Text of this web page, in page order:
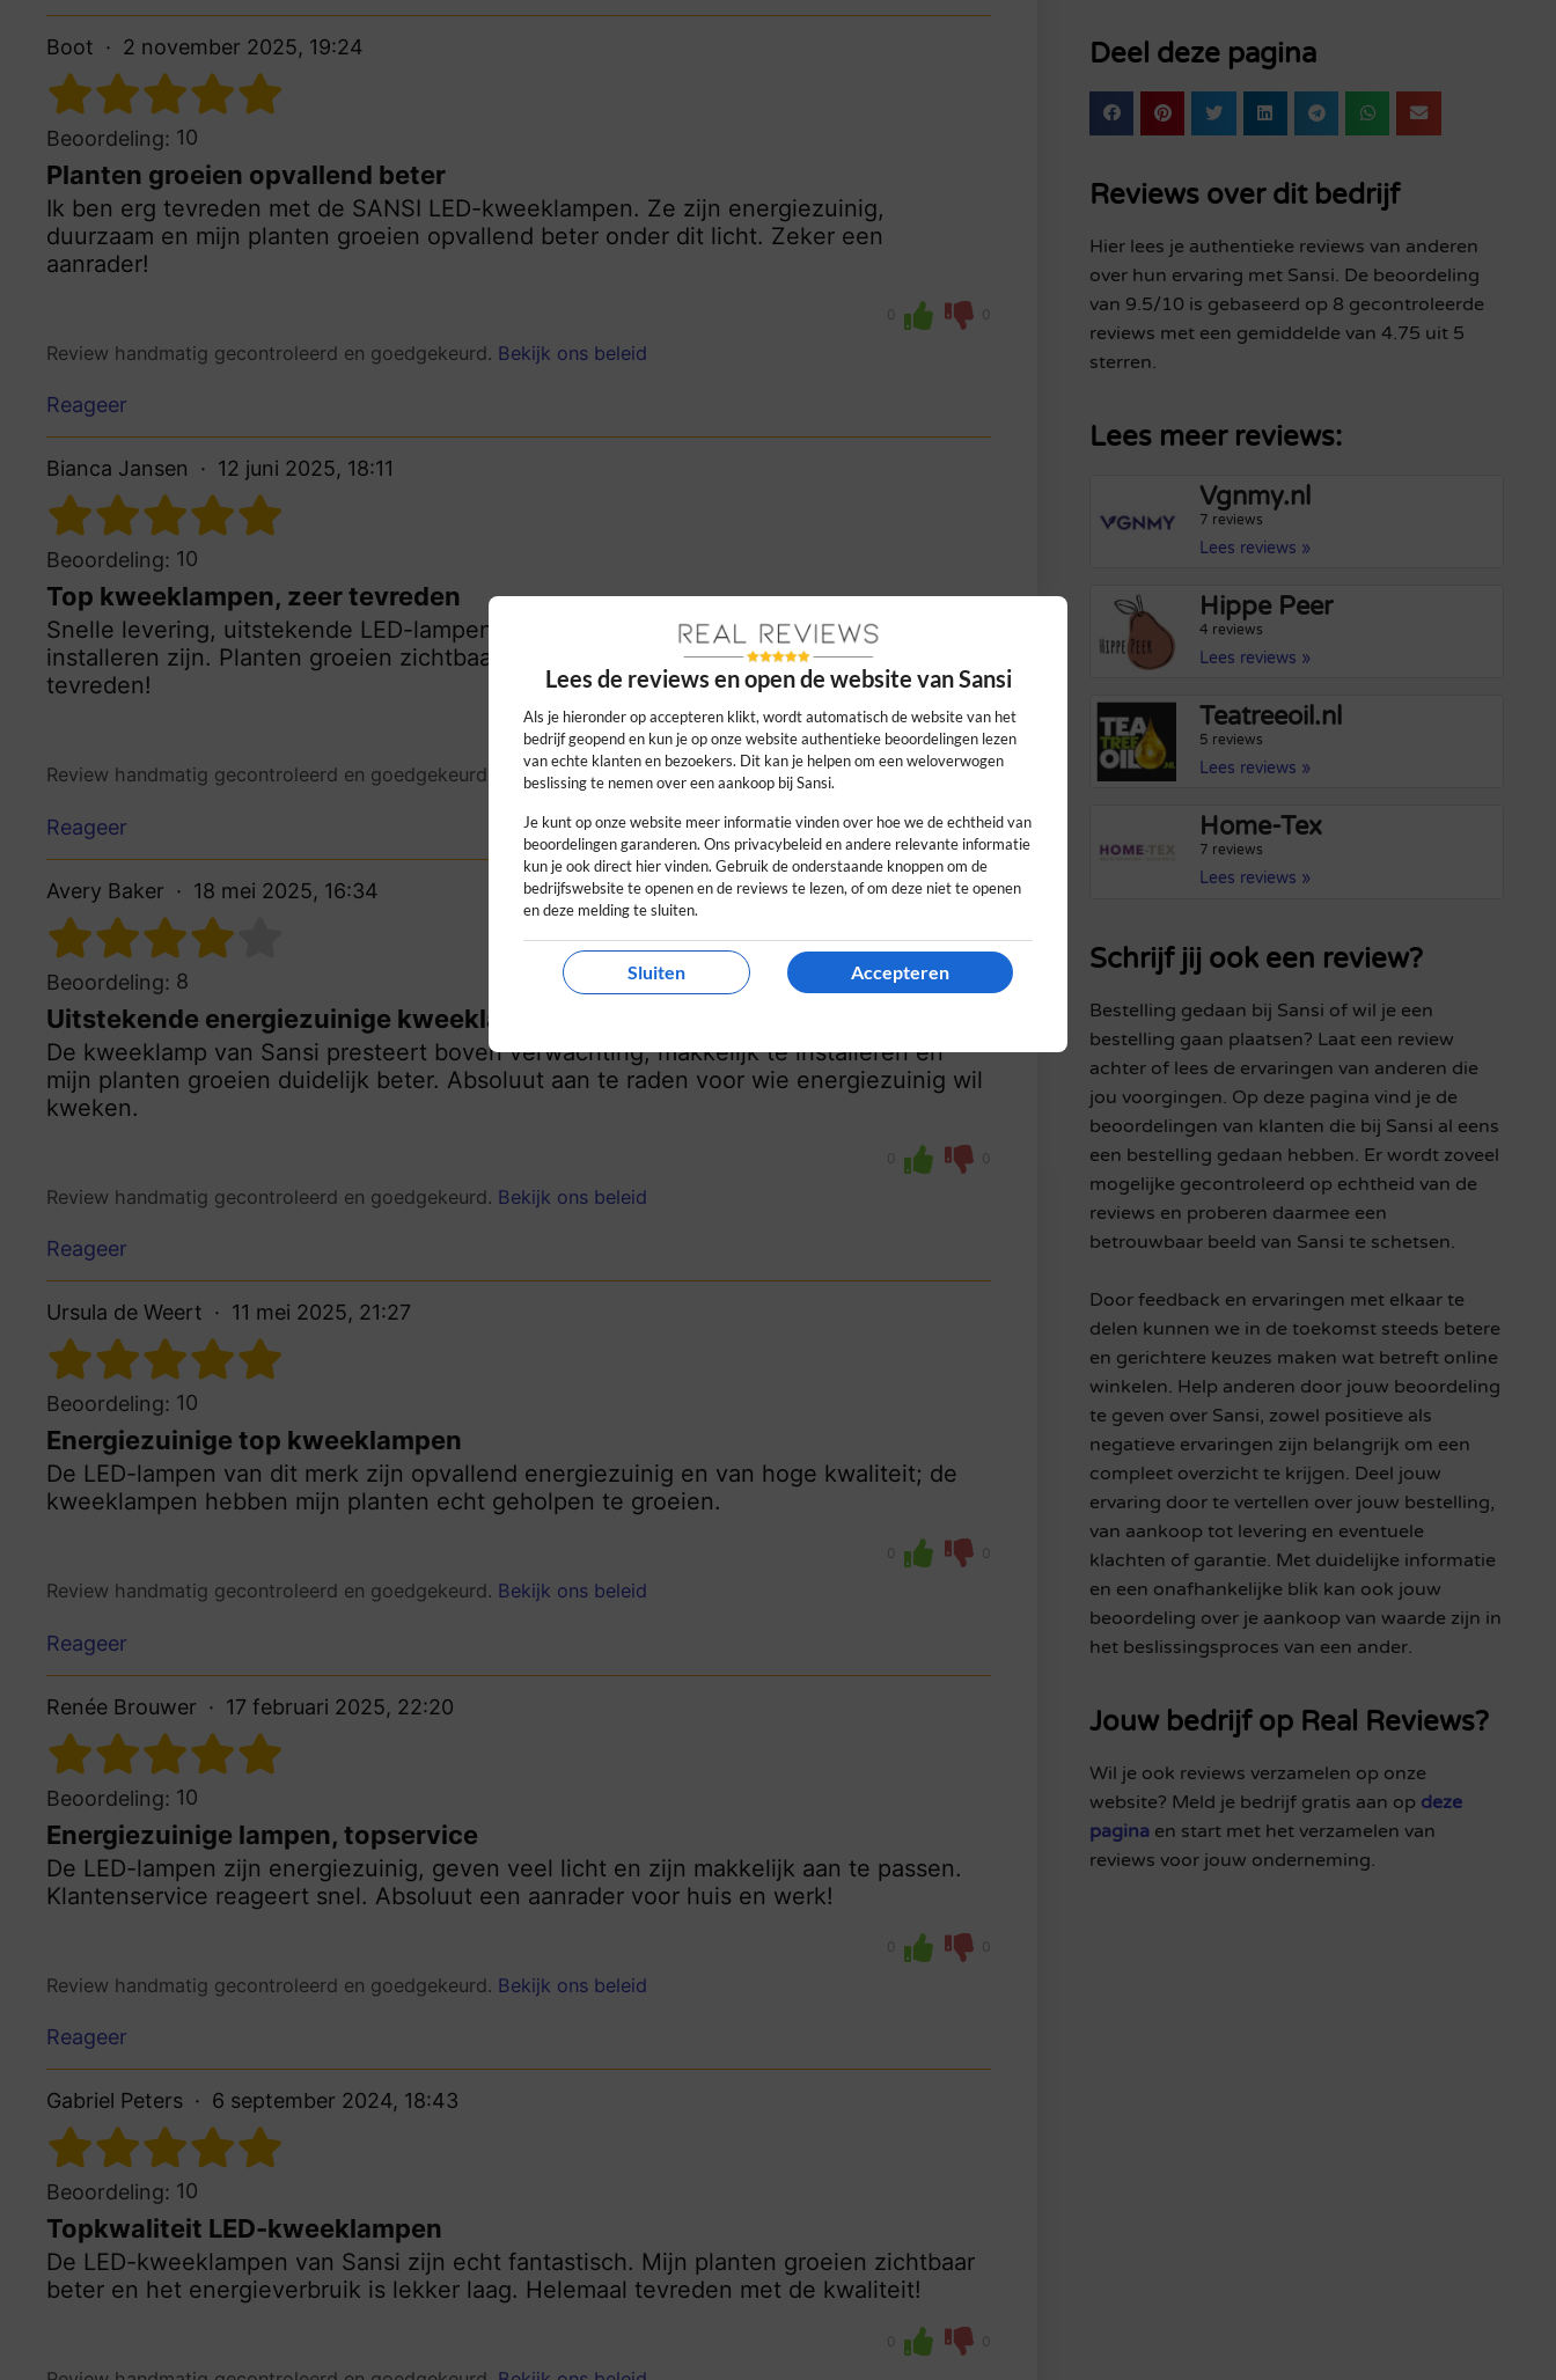
Boot 2 november 2025, 19:24
Beoordeling: 10
Planten groeien opvallend beter
Ik ben erg tevreden met de SANSI LED-kweeklampen. Ze zijn energiezuinig,
duurzaam en mijn planten groeien opvallend beter onder dit licht. Zeker een
aanrader!
0 0
Review handmatig gecontroleerd en goedgekeurd. Bekijk ons beleid
Reageer
Bianca Jansen 12 juni 2025, 18:11
Beoordeling: 10
Top kweeklampen, zeer tevreden
Snelle levering, uitstekende LED-lampen die echt energie besparen en makkelijk te
installeren zijn. Planten groeien zichtbaar beter onder de SANSI kweeklampen, zeer
tevreden!
0 0
Review handmatig gecontroleerd en goedgekeurd. Bekijk ons beleid
Reageer
Avery Baker 18 mei 2025, 16:34
Beoordeling: 8
Uitstekende energiezuinige kweeklamp
De kweeklamp van Sansi presteert boven verwachting, makkelijk te installeren en
mijn planten groeien duidelijk beter. Absoluut aan te raden voor wie energiezuinig wil
kweken.
0 0
Review handmatig gecontroleerd en goedgekeurd. Bekijk ons beleid
Reageer
Ursula de Weert 11 mei 2025, 21:27
Beoordeling: 10
Energiezuinige top kweeklampen
De LED-lampen van dit merk zijn opvallend energiezuinig en van hoge kwaliteit; de
kweeklampen hebben mijn planten echt geholpen te groeien.
0 0
Review handmatig gecontroleerd en goedgekeurd. Bekijk ons beleid
Reageer
Renée Brouwer 17 februari 2025, 22:20
Beoordeling: 10
Energiezuinige lampen, topservice
De LED-lampen zijn energiezuinig, geven veel licht en zijn makkelijk aan te passen.
Klantenservice reageert snel. Absoluut een aanrader voor huis en werk!
0 0
Review handmatig gecontroleerd en goedgekeurd. Bekijk ons beleid
Reageer
Gabriel Peters 6 september 2024, 18:43
Beoordeling: 10
Topkwaliteit LED-kweeklampen
De LED-kweeklampen van Sansi zijn echt fantastisch. Mijn planten groeien zichtbaar
beter en het energieverbruik is lekker laag. Helemaal tevreden met de kwaliteit!
0 0
Deel deze pagina
Reviews over dit bedrijf
Hier lees je authentieke reviews van anderen
over hun ervaring met Sansi. De beoordeling
van 9.5/10 is gebaseerd op 8 gecontroleerde
reviews met een gemiddelde van 4.75 uit 5
sterren.
Lees meer reviews:
Vgnmy.nl
7 reviews
Lees reviews »
Hippe Peer
4 reviews
Lees reviews »
Teatreeoil.nl
5 reviews
Lees reviews »
Home-Tex
7 reviews
Lees reviews »
Schrijf jij ook een review?
Bestelling gedaan bij Sansi of wil je een
bestelling gaan plaatsen? Laat een review
achter of lees de ervaringen van anderen die
jou voorgingen. Op deze pagina vind je de
beoordelingen van klanten die bij Sansi al eens
een bestelling gedaan hebben. Er wordt zoveel
mogelijke gecontroleerd op echtheid van de
reviews en proberen daarmee een
betrouwbaar beeld van Sansi te schetsen.
Door feedback en ervaringen met elkaar te
delen kunnen we in de toekomst steeds betere
en gerichtere keuzes maken wat betreft online
winkelen. Help anderen door jouw beoordeling
te geven over Sansi, zowel positieve als
negatieve ervaringen zijn belangrijk om een
compleet overzicht te krijgen. Deel jouw
ervaring door te vertellen over jouw bestelling,
van aankoop tot levering en eventuele
klachten of garantie. Met duidelijke informatie
en een onafhankelijke blik kan ook jouw
beoordeling over je aankoop van waarde zijn in
het beslissingsproces van een ander.
Jouw bedrijf op Real Reviews?
Wil je ook reviews verzamelen op onze
website? Meld je bedrijf gratis aan op deze
paginaen start met het verzamelen van
reviews voor jouw onderneming.
Lees de reviews en open de website van Sansi
Als je hieronder op accepteren klikt, wordt automatisch de website van het
bedrijf geopend en kun je op onze website authentieke beoordelingen lezen
van echte klanten en bezoekers. Dit kan je helpen om een weloverwogen
beslissing te nemen over een aankoop bij Sansi.
Je kunt op onze website meer informatie vinden over hoe we de echtheid van
beoordelingen garanderen. Ons privacybeleid en andere relevante informatie
kun je ook direct hier vinden. Gebruik de onderstaande knoppen om de
bedrijfswebsite te openen en de reviews te lezen, of om deze niet te openen
en deze melding te sluiten.
Sluiten Accepteren